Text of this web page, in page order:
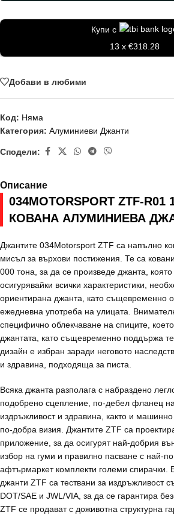
Купи с
13 x €318.28
Добави в любими
Код: Няма
Категория: Алуминиеви Джанти
Сподели:
Описание
034MOTORSPORT ZTF-R01
КОВАНА АЛУМИНИЕВА
Джантите 034Motorsport ZTF са напълно
мисъл за върхови постижения. Те са
000 тона, за да се произведе джанта,
осигурявайки всички характеристики,
ориентирана джанта, като същевременно
ежедневна употреба на улицата.
специфично облекчаване на спиците,
джантата, като същевременно поддържа
дизайн е избран заради неговото
и здравина, подходяща за писта.
Всяка джанта разполага с набраздено
подобрено сцепление, по-дебел фланец
издръжливост и здравина, както и
по-добра визия. Джантите ZTF са
приложение, за да осигурят най-добрия
избор на гуми и правилно пасване с най-
афтърмаркет комплекти големи спирачки.
джанти ZTF са тествани за издръжливост
DOT/SAE и JWL/VIA, за да се гарантира
ZTF се продават с доживотна структурна